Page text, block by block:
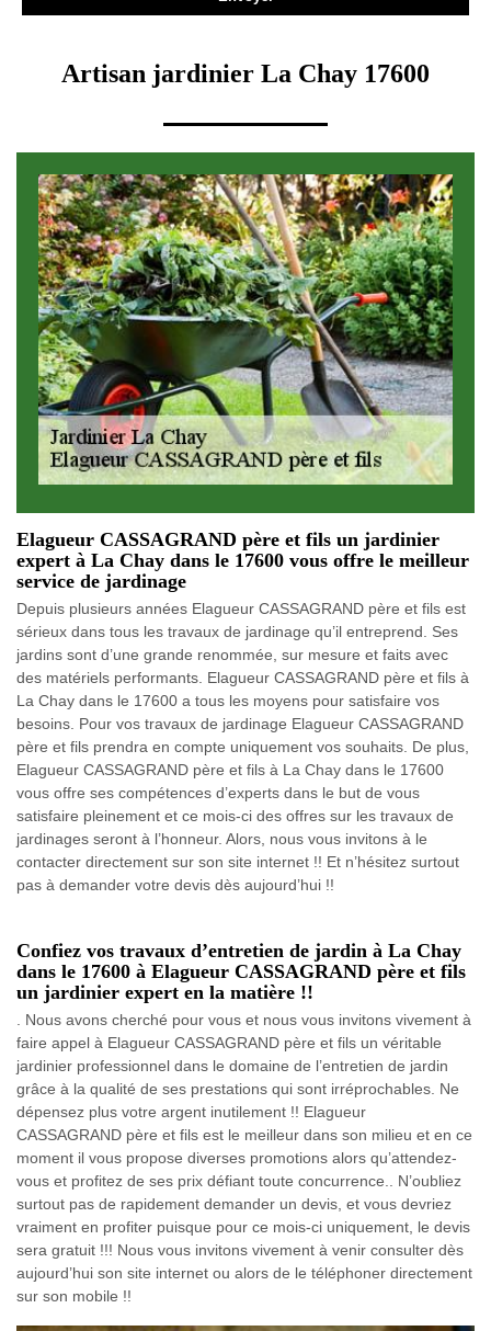
Artisan jardinier La Chay 17600
Elagueur CASSAGRAND père et fils un jardinier
expert à La Chay dans le 17600 vous offre le meilleur
service de jardinage
Depuis plusieurs années Elagueur CASSAGRAND père et fils est
sérieux dans tous les travaux de jardinage qu’il entreprend. Ses
jardins sont d’une grande renommée, sur mesure et faits avec
des matériels performants. Elagueur CASSAGRAND père et fils à
La Chay dans le 17600 a tous les moyens pour satisfaire vos
besoins. Pour vos travaux de jardinage Elagueur CASSAGRAND
père et fils prendra en compte uniquement vos souhaits. De plus,
Elagueur CASSAGRAND père et fils à La Chay dans le 17600
vous offre ses compétences d’experts dans le but de vous
satisfaire pleinement et ce mois-ci des offres sur les travaux de
jardinages seront à l’honneur. Alors, nous vous invitons à le
contacter directement sur son site internet !! Et n’hésitez surtout
pas à demander votre devis dès aujourd’hui !!
Confiez vos travaux d’entretien de jardin à La Chay
dans le 17600 à Elagueur CASSAGRAND père et fils
un jardinier expert en la matière !!
. Nous avons cherché pour vous et nous vous invitons vivement à
faire appel à Elagueur CASSAGRAND père et fils un véritable
jardinier professionnel dans le domaine de l’entretien de jardin
grâce à la qualité de ses prestations qui sont irréprochables. Ne
dépensez plus votre argent inutilement !! Elagueur
CASSAGRAND père et fils est le meilleur dans son milieu et en ce
moment il vous propose diverses promotions alors qu’attendez-
vous et profitez de ses prix défiant toute concurrence.. N’oubliez
surtout pas de rapidement demander un devis, et vous devriez
vraiment en profiter puisque pour ce mois-ci uniquement, le devis
sera gratuit !!! Nous vous invitons vivement à venir consulter dès
aujourd’hui son site internet ou alors de le téléphoner directement
sur son mobile !!